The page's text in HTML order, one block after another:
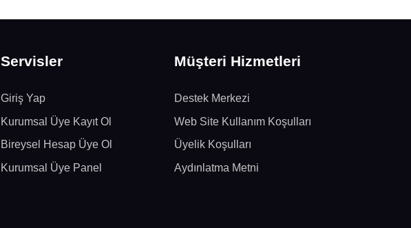
Servisler
Giriş Yap
Kurumsal Üye Kayıt Ol
Bireysel Hesap Üye Ol
Kurumsal Üye Panel
Müşteri Hizmetleri
Destek Merkezi
Web Site Kullanım Koşulları
Üyelik Koşulları
Aydınlatma Metni